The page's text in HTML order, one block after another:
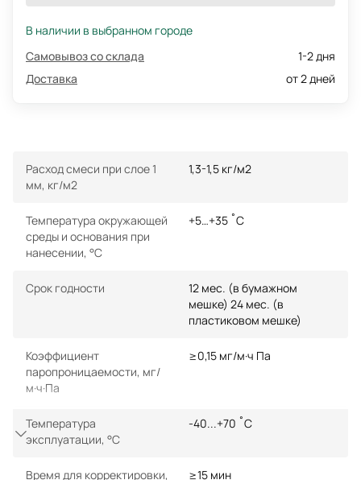
В наличии в выбранном городе
Самовывоз со склада
1-2 дня
Доставка
от 2 дней
Расход смеси при слое 1
мм, кг/м2
1,3-1,5 кг/м2
Температура окружающей
среды и основания при
нанесении, °С
+5…+35 ˚С
Срок годности
12 мес. (в бумажном
мешке) 24 мес. (в
пластиковом мешке)
Коэффициент
паропроницаемости, мг/
м·ч·Па
≥0,15 мг/м·ч Па
Температура
эксплуатации, °С
-40...+70 ˚С
Время для корректировки,
≥15 мин
Показать еще